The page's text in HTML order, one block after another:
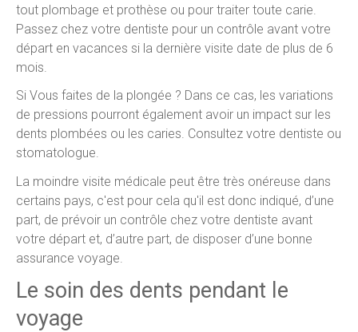
tout plombage et prothèse ou pour traiter toute carie.
Passez chez votre dentiste pour un contrôle avant votre
départ en vacances si la dernière visite date de plus de 6
mois.
Si Vous faites de la plongée ? Dans ce cas, les variations
de pressions pourront également avoir un impact sur les
dents plombées ou les caries. Consultez votre dentiste ou
stomatologue.
La moindre visite médicale peut être très onéreuse dans
certains pays, c'est pour cela qu'il est donc indiqué, d’une
part, de prévoir un contrôle chez votre dentiste avant
votre départ et, d’autre part, de disposer d’une bonne
assurance voyage.
Le soin des dents pendant le
voyage